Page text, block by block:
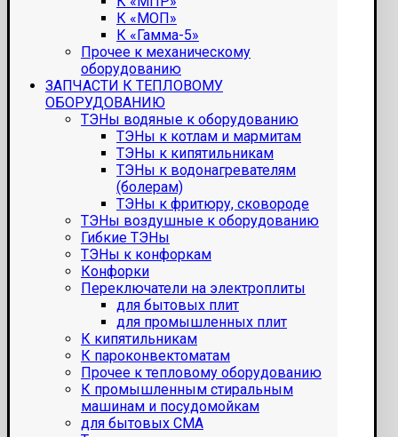
К «МОП»
К «Гамма-5»
Прочее к механическому
оборудованию
ЗАПЧАСТИ К ТЕПЛОВОМУ
ОБОРУДОВАНИЮ
ТЭНы водяные к оборудованию
ТЭНы к котлам и мармитам
ТЭНы к кипятильникам
ТЭНы к водонагревателям
(болерам)
ТЭНы к фритюру, сковороде
ТЭНы воздушные к оборудованию
Гибкие ТЭНы
ТЭНы к конфоркам
Конфорки
Переключатели на электроплиты
для бытовых плит
для промышленных плит
К кипятильникам
К пароконвектоматам
Прочее к тепловому оборудованию
К промышленным стиральным
машинам и посудомойкам
для бытовых СМА